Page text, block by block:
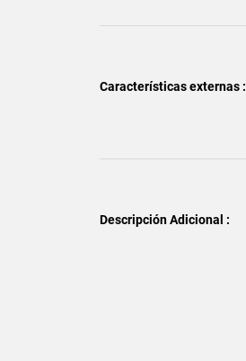
Características externas :
Descripción Adicional :